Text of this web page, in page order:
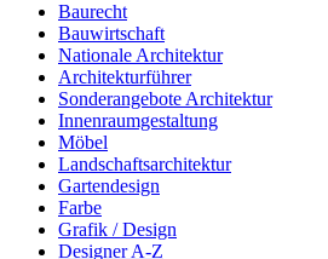
Baurecht
Bauwirtschaft
Nationale Architektur
Architekturführer
Sonderangebote Architektur
Innenraumgestaltung
Möbel
Landschaftsarchitektur
Gartendesign
Farbe
Grafik / Design
Designer A-Z